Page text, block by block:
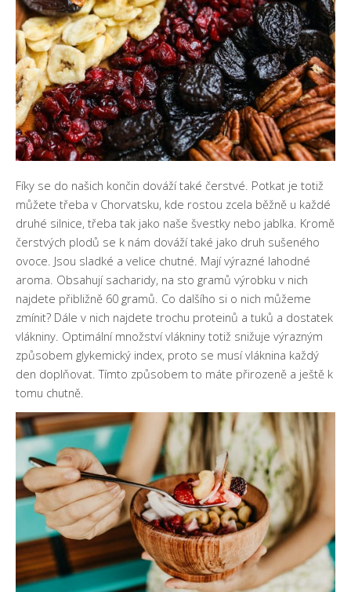
Fíky se do našich končin dováží také čerstvé. Potkat je totiž
můžete třeba v Chorvatsku, kde rostou zcela běžně u každé
druhé silnice, třeba tak jako naše švestky nebo jablka. Kromě
čerstvých plodů se k nám dováží také jako druh sušeného
ovoce. Jsou sladké a velice chutné. Mají výrazné lahodné
aroma. Obsahují sacharidy, na sto gramů výrobku v nich
najdete přibližně 60 gramů. Co dalšího si o nich můžeme
zmínit? Dále v nich najdete trochu proteinů a tuků a dostatek
vlákniny. Optimální množství vlákniny totiž snižuje výrazným
způsobem glykemický index, proto se musí vláknina každý
den doplňovat. Tímto způsobem to máte přirozeně a ještě k
tomu chutně.